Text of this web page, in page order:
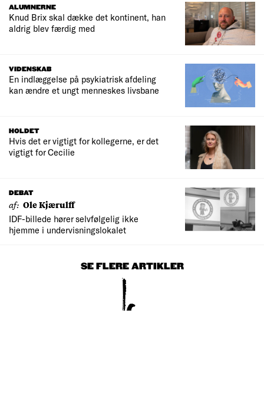
ALUMNERNE
Knud Brix skal dække det kontinent, han
aldrig blev færdig med
VIDENSKAB
En indlæggelse på psykiatrisk afdeling
kan ændre et ungt menneskes livsbane
HOLDET
Hvis det er vigtigt for kollegerne, er det
vigtigt for Cecilie
DEBAT
af: Ole Kjærulff
IDF-billede hører selvfølgelig ikke
hjemme i undervisningslokalet
SE FLERE ARTIKLER